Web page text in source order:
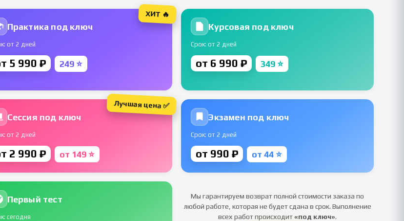
Практика под ключ
от 2 дней
5 990 ₽ 249 ⭐
ХИТ 🔥
Курсовая под ключ
Срок: от 2 дней
от 6 990 ₽ 349 ⭐
Сессия под ключ
от 2 дней
2 990 ₽ от 149 ⭐
Лучшая цена ✅
Экзамен под ключ
Срок: от 2 дней
от 990 ₽ от 44 ⭐
Первый тест
сегодня
Мы гарантируем возврат полной стоимости заказа по
любой работе, которая не будет сдана в срок. Выполнение
всех работ происходит«под ключ».